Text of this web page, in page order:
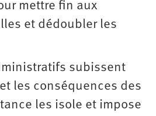
mettre fin aux
et dédoubler les
subissent
les conséquences des
les isole et impose